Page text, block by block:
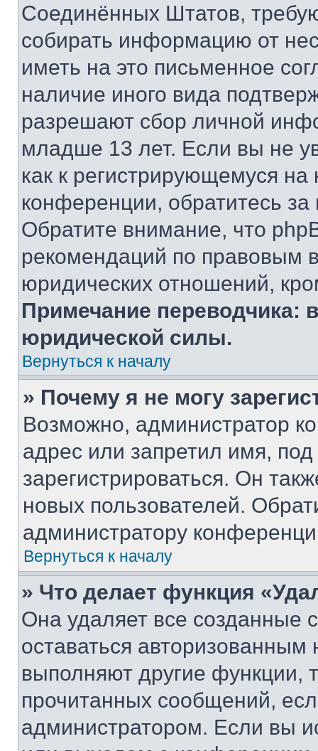
Соединённых Штатов,
собирать информацию от
иметь на это письменное
наличие иного вида
разрешают сбор личной
младше 13 лет. Если вы не
как к регистрирующемуся
конференции, обратитесь
Обратите внимание, что
рекомендаций по правовым
юридических отношений,
Примечание переводчика:
юридической силы.
Вернуться к началу
» Почему я не могу
Возможно, администратор
адрес или запретил имя,
зарегистрироваться. Он
новых пользователей.
администратору
Вернуться к началу
» Что делает функция
Она удаляет все созданные
оставаться
выполняют другие функции,
прочитанных сообщений,
администратором. Если вы